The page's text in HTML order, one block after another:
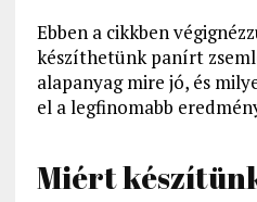
Ebben a cikkben
készíthetünk panírt
alapanyag mire jó, és
el a legfinomabb
Miért